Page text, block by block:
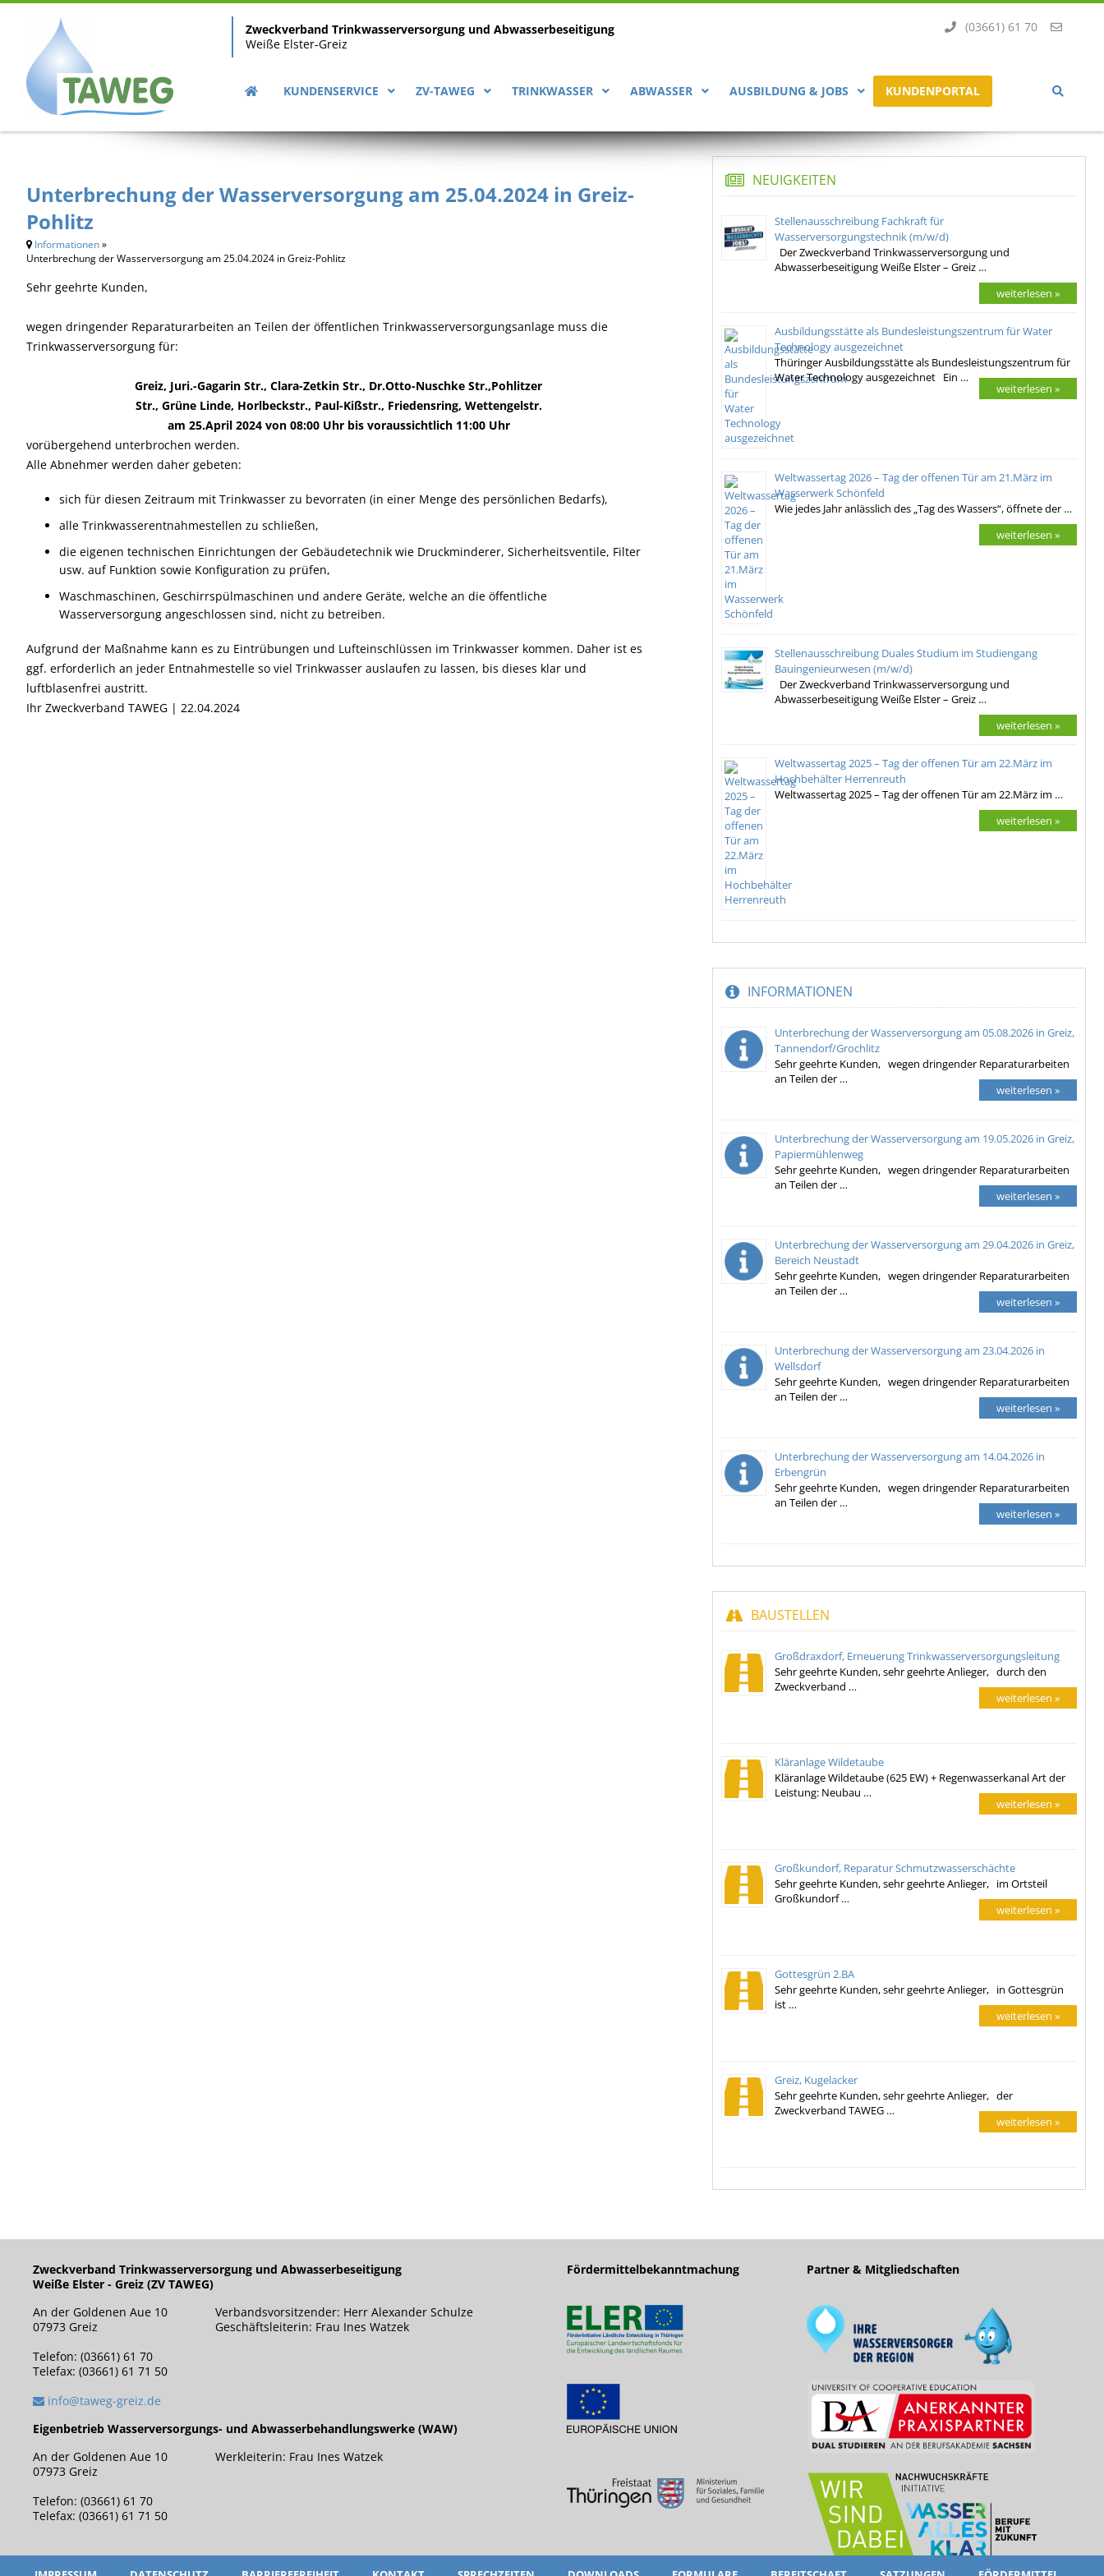
Zweckverband Trinkwasserversorgung und Abwasserbeseitigung
Weiße Elster-Greiz
(03661) 61 70
KUNDENSERVICE ZV-TAWEG TRINKWASSER ABWASSER AUSBILDUNG & JOBS KUNDENPORTAL
Unterbrechung der Wasserversorgung am 25.04.2024 in Greiz-
Pohlitz
Informationen»
Unterbrechung der Wasserversorgung am 25.04.2024 in Greiz-Pohlitz
Sehr geehrte Kunden,
wegen dringender Reparaturarbeiten an Teilen der öffentlichen Trinkwasserversorgungsanlage muss die
Trinkwasserversorgung für:
Greiz, Juri.-Gagarin Str., Clara-Zetkin Str., Dr.Otto-Nuschke Str.,Pohlitzer
Str., Grüne Linde, Horlbeckstr., Paul-Kißstr., Friedensring, Wettengelstr.
am 25.April 2024 von 08:00 Uhr bis voraussichtlich 11:00 Uhr
vorübergehend unterbrochen werden.
Alle Abnehmer werden daher gebeten:
sich für diesen Zeitraum mit Trinkwasser zu bevorraten (in einer Menge des persönlichen Bedarfs),
alle Trinkwasserentnahmestellen zu schließen,
die eigenen technischen Einrichtungen der Gebäudetechnik wie Druckminderer, Sicherheitsventile, Filter
usw. auf Funktion sowie Konfiguration zu prüfen,
Waschmaschinen, Geschirrspülmaschinen und andere Geräte, welche an die öffentliche
Wasserversorgung angeschlossen sind, nicht zu betreiben.
Aufgrund der Maßnahme kann es zu Eintrübungen und Lufteinschlüssen im Trinkwasser kommen. Daher ist es
ggf. erforderlich an jeder Entnahmestelle so viel Trinkwasser auslaufen zu lassen, bis dieses klar und
luftblasenfrei austritt.
Ihr Zweckverband TAWEG | 22.04.2024
NEUIGKEITEN
Stellenausschreibung Fachkraft für
Wasserversorgungstechnik (m/w/d)
Der Zweckverband Trinkwasserversorgung und
Abwasserbeseitigung Weiße Elster – Greiz …
weiterlesen »
Ausbildungsstätte als Bundesleistungszentrum für Water
Technology ausgezeichnet
Thüringer Ausbildungsstätte als Bundesleistungszentrum für
Water Technology ausgezeichnet Ein …
weiterlesen »
Weltwassertag 2026 – Tag der offenen Tür am 21.März im
Wasserwerk Schönfeld
Wie jedes Jahr anlässlich des „Tag des Wassers“, öffnete der …
weiterlesen »
Stellenausschreibung Duales Studium im Studiengang
Bauingenieurwesen (m/w/d)
Der Zweckverband Trinkwasserversorgung und
Abwasserbeseitigung Weiße Elster – Greiz …
weiterlesen »
Weltwassertag 2025 – Tag der offenen Tür am 22.März im
Hochbehälter Herrenreuth
Weltwassertag 2025 – Tag der offenen Tür am 22.März im …
weiterlesen »
INFORMATIONEN
Unterbrechung der Wasserversorgung am 05.08.2026 in Greiz,
Tannendorf/Grochlitz
Sehr geehrte Kunden, wegen dringender Reparaturarbeiten
an Teilen der …
weiterlesen »
Unterbrechung der Wasserversorgung am 19.05.2026 in Greiz,
Papiermühlenweg
Sehr geehrte Kunden, wegen dringender Reparaturarbeiten
an Teilen der …
weiterlesen »
Unterbrechung der Wasserversorgung am 29.04.2026 in Greiz,
Bereich Neustadt
Sehr geehrte Kunden, wegen dringender Reparaturarbeiten
an Teilen der …
weiterlesen »
Unterbrechung der Wasserversorgung am 23.04.2026 in
Wellsdorf
Sehr geehrte Kunden, wegen dringender Reparaturarbeiten
an Teilen der …
weiterlesen »
Unterbrechung der Wasserversorgung am 14.04.2026 in
Erbengrün
Sehr geehrte Kunden, wegen dringender Reparaturarbeiten
an Teilen der …
weiterlesen »
BAUSTELLEN
Großdraxdorf, Erneuerung Trinkwasserversorgungsleitung
Sehr geehrte Kunden, sehr geehrte Anlieger, durch den
Zweckverband …
weiterlesen »
Kläranlage Wildetaube
Kläranlage Wildetaube (625 EW) + Regenwasserkanal Art der
Leistung: Neubau …
weiterlesen »
Großkundorf, Reparatur Schmutzwasserschächte
Sehr geehrte Kunden, sehr geehrte Anlieger, im Ortsteil
Großkundorf …
weiterlesen »
Gottesgrün 2.BA
Sehr geehrte Kunden, sehr geehrte Anlieger, in Gottesgrün
ist …
weiterlesen »
Greiz, Kugelacker
Sehr geehrte Kunden, sehr geehrte Anlieger, der
Zweckverband TAWEG …
weiterlesen »
Zweckverband Trinkwasserversorgung und Abwasserbeseitigung
Weiße Elster - Greiz (ZV TAWEG)
An der Goldenen Aue 10
07973 Greiz
Telefon: (03661) 61 70
Telefax: (03661) 61 71 50
info@taweg-greiz.de
Verbandsvorsitzender: Herr Alexander Schulze
Geschäftsleiterin: Frau Ines Watzek
Eigenbetrieb Wasserversorgungs- und Abwasserbehandlungswerke (WAW)
An der Goldenen Aue 10
07973 Greiz
Telefon: (03661) 61 70
Telefax: (03661) 61 71 50
Werkleiterin: Frau Ines Watzek
Fördermittelbekanntmachung Partner & Mitgliedschaften